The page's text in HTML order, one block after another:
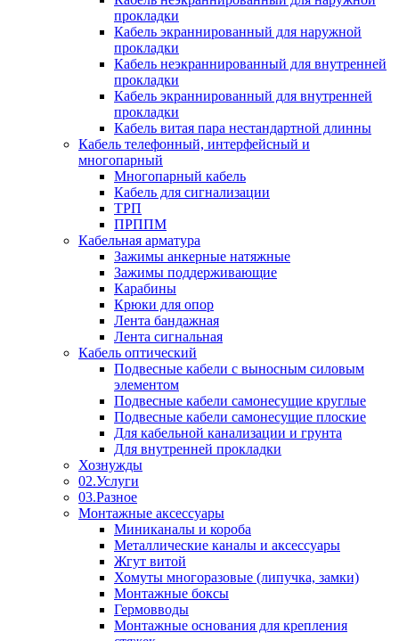
прокладки
Кабель экраннированный для наружной
прокладки
Кабель неэкраннированный для внутренней
прокладки
Кабель экраннированный для внутренней
прокладки
Кабель витая пара нестандартной длинны
Кабель телефонный, интерфейсный и
многопарный
Многопарный кабель
Кабель для сигнализации
ТРП
ПРППМ
Кабельная арматура
Зажимы анкерные натяжные
Зажимы поддерживающие
Карабины
Крюки для опор
Лента бандажная
Лента сигнальная
Кабель оптический
Подвесные кабели с выносным силовым
элементом
Подвесные кабели самонесущие круглые
Подвесные кабели самонесущие плоские
Для кабельной канализации и грунта
Для внутренней прокладки
Хознужды
02.Услуги
03.Разное
Монтажные аксессуары
Миниканалы и короба
Металлические каналы и аксессуары
Жгут витой
Хомуты многоразовые (липучка, замки)
Монтажные боксы
Гермовводы
Монтажные основания для крепления